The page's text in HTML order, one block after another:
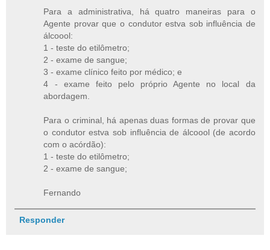
Para a administrativa, há quatro maneiras para o
Agente provar que o condutor estva sob influência de
álcoool:
1 - teste do etilômetro;
2 - exame de sangue;
3 - exame clínico feito por médico; e
4 - exame feito pelo próprio Agente no local da
abordagem.
Para o criminal, há apenas duas formas de provar que
o condutor estva sob influência de álcoool (de acordo
com o acórdão):
1 - teste do etilômetro;
2 - exame de sangue;
Fernando
Responder